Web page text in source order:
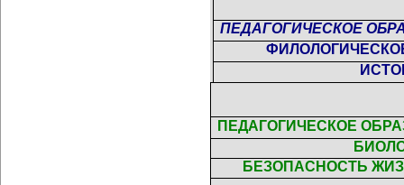
ПЕДАГОГИЧЕСКОЕ
ПЕДАГОГИЧЕСКОЕ
БЕЗОПАСНОСТЬ